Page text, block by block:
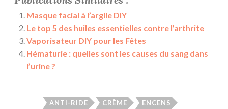
Masque facial à l’argile DIY
Le top 5 des huiles essentielles contre l’arthrite
Vaporisateur DIY pour les Fêtes
Hématurie : quelles sont les causes du sang dans
l’urine ?
ANTI-RIDE CRÈME ENCENS